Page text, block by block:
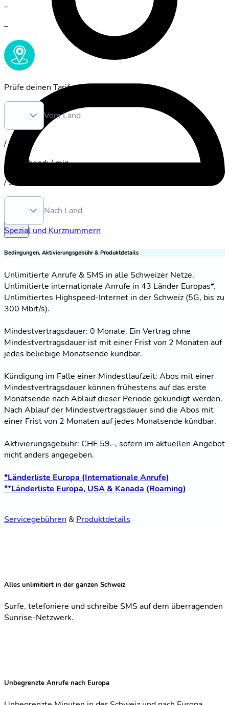
Login
–
–
Prüfe deinen Tarif:
Vom Land
/ Mb
Ausgehend:/ min.
/ SMS
Nach Land
Spezial und Kurznummern
Bedingungen, Aktivierungsgebühr & Produktdetails
Unlimitierte Anrufe & SMS in alle Schweizer Netze.
Unlimitierte internationale Anrufe in 43 Länder Europas*.
Unlimitiertes Highspeed-Internet in der Schweiz (5G, bis zu
300 Mbit/s).
Mindestvertragsdauer: 0 Monate. Ein Vertrag ohne
Mindestvertragsdauer ist mit einer Frist von 2 Monaten auf
jedes beliebige Monatsende kündbar.
Kündigung im Falle einer Mindestlaufzeit: Abos mit einer
Mindestvertragsdauer können frühestens auf das erste
Monatsende nach Ablauf dieser Periode gekündigt werden.
Nach Ablauf der Mindestvertragsdauer sind die Abos mit
einer Frist von 2 Monaten auf jedes Monatsende kündbar.
Aktivierungsgebühr: CHF 59.–, sofern im aktuellen Angebot
nicht anders angegeben.
*Länderliste Europa (Internationale Anrufe)
**Länderliste Europa, USA & Kanada (Roaming)
Servicegebühren & Produktdetails
Alles unlimitiert in der ganzen Schweiz
Surfe, telefoniere und schreibe SMS auf dem überragenden
Sunrise-Netzwerk.
Unbegrenzte Anrufe nach Europa